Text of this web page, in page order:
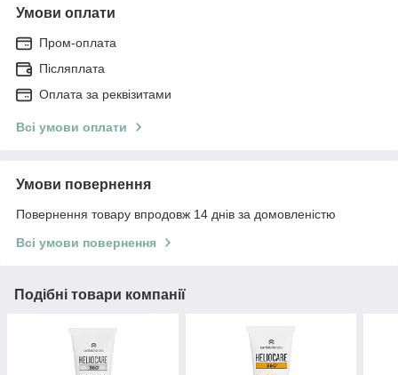
Умови оплати
Пром-оплата
Післяплата
Оплата за реквізитами
Всі умови оплати
Умови повернення
Повернення товару впродовж 14 днів за домовленістю
Всі умови повернення
Подібні товари компанії